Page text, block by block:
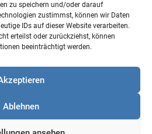
zu speichern und/oder darauf
zustimmst, können wir Daten
IDs auf dieser Website verarbeiten.
erteilst oder zurückziehst, können
beeinträchtigt werden.
Ablehnen